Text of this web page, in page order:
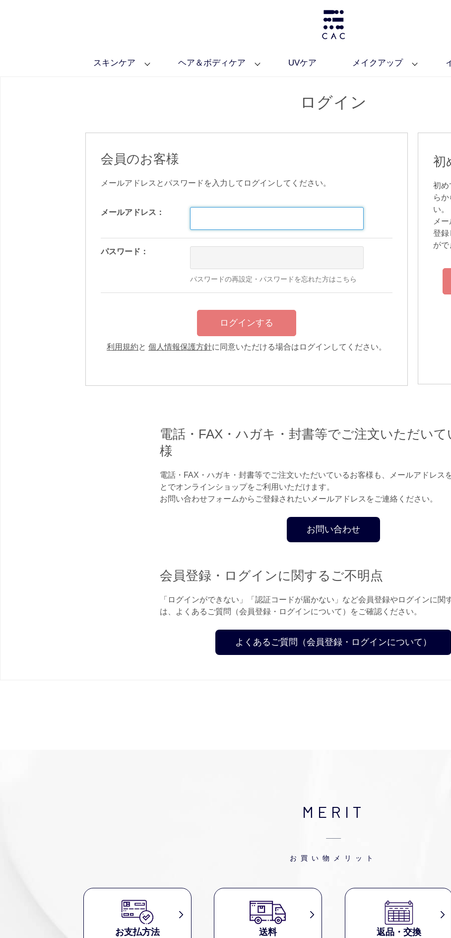
スキンケア ヘア＆ボディケア UVケア メイクアップ
ログイン
会員のお客様
メールアドレスとパスワードを入力してログインしてください。
メールアドレス：
パスワード：
パスワードの再設定・パスワードを忘れた方はこちら
利用規約と 個人情報保護方針に同意いただける場合はログインしてください。
初
初め
ら
い。
メ
登録
がで
電話・FAX・ハガキ・封書等でご注文いただい
様
電話・FAX・ハガキ・封書等でご注文いただいているお客様も、メールアドレス
とでオンラインショップをご利用いただけます。
お問い合わせフォームからご登録されたいメールアドレスをご連絡ください。
お問い合わせ
会員登録・ログインに関するご不明点
「ログインができない」「認証コードが届かない」など会員登録やログインに関
は、よくあるご質問（会員登録・ログインについて）をご確認ください。
よくあるご質問（会員登録・ログインについて）
MERIT
お買い物メリット
お支払方法 送料 返品・交換